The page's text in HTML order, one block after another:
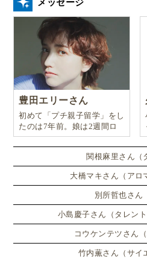
スノードームやクリスマスオ
商品をはじめ、スライムやバ
ボールなどのおもちゃ、ブッ
ト、アクセサリーやお財布な
た。
メッセージ
豊田エリーさん
初めて「プチ親子留学」をし
たのは7年前。娘は2週間ロ
ンドンのサマースクールに通
い、英語劇に挑戦したり、
関根麻里さん（
大橋マキさん（アロ
別所哲也さん
小島慶子さん（タレン
コウケンテツさん
竹内薫さん（サイ